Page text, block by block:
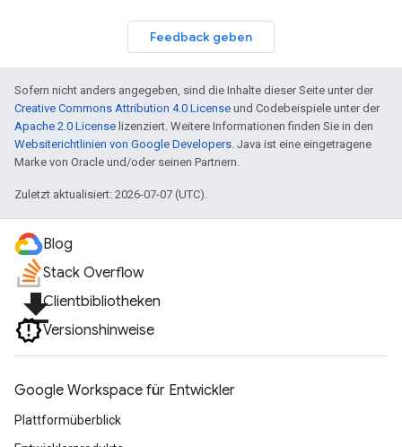
Feedback geben
Sofern nicht anders angegeben, sind die Inhalte dieser Seite unter der
Creative Commons Attribution 4.0 License und Codebeispiele unter der
Apache 2.0 License lizenziert. Weitere Informationen finden Sie in den
Websiterichtlinien von Google Developers. Java ist eine eingetragene
Marke von Oracle und/oder seinen Partnern.
Zuletzt aktualisiert: 2026-07-07 (UTC).
Blog
Stack Overflow
file_downloadClientbibliotheken
Versionshinweise
Google Workspace für Entwickler
Plattformüberblick